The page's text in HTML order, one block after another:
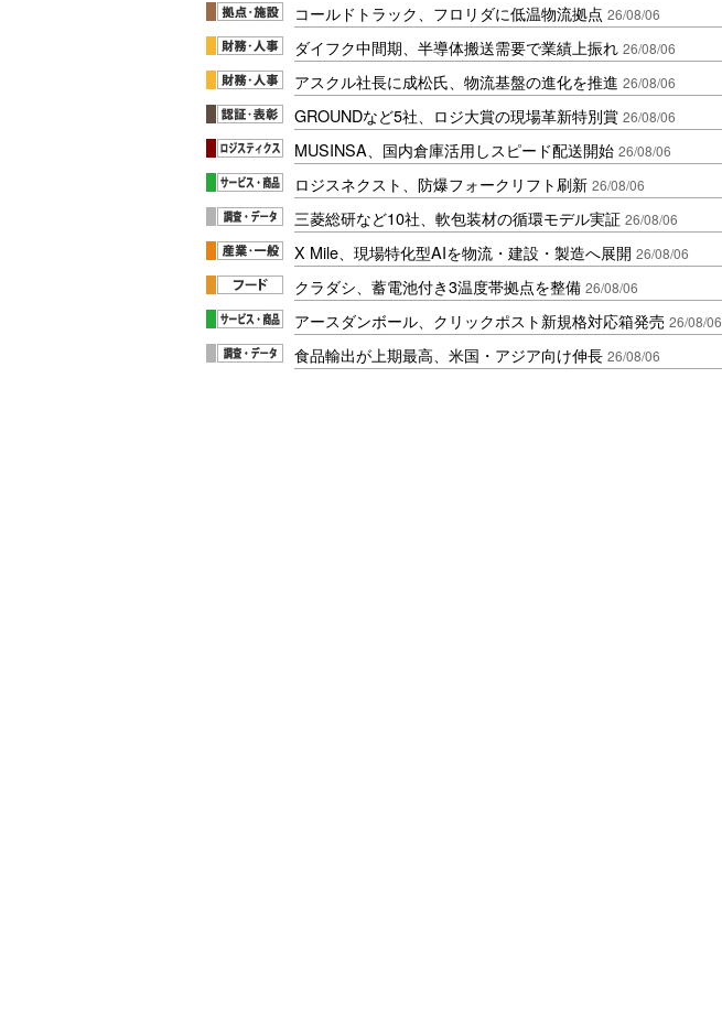
コールドトラック、フロリダに低温物流拠点 26/08/06
ダイフク中間期、半導体搬送需要で業績上振れ 26/08/06
アスクル社長に成松氏、物流基盤の進化を推進 26/08/06
GROUNDなど5社、ロジ大賞の現場革新特別賞 26/08/06
MUSINSA、国内倉庫活用しスピード配送開始 26/08/06
ロジスネクスト、防爆フォークリフト刷新 26/08/06
三菱総研など10社、軟包装材の循環モデル実証 26/08/06
X Mile、現場特化型AIを物流・建設・製造へ展開 26/08/06
クラダシ、蓄電池付き3温度帯拠点を整備 26/08/06
アースダンボール、クリックポスト新規格対応箱発売 26/08/06
食品輸出が上期最高、米国・アジア向け伸長 26/08/06